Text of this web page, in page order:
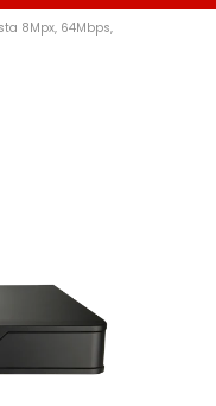
8Mpx, 64Mbps,